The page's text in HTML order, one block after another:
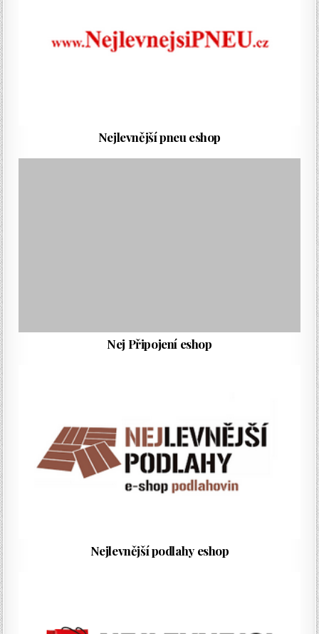
Nejlevnější pneu eshop
Nej Připojení eshop
Nejlevnější podlahy eshop